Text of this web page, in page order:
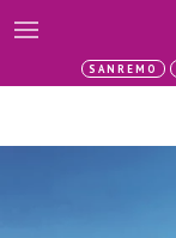
SANREMO